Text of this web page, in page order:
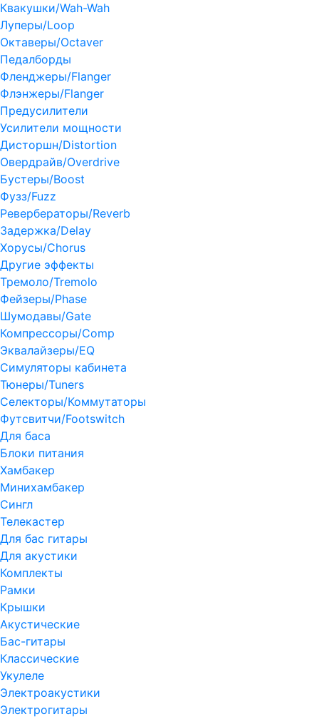
Квакушки/Wah-Wah
Луперы/Loop
Октаверы/Octaver
Педалборды
Фленджеры/Flanger
Флэнжеры/Flanger
Предусилители
Усилители мощности
Дисторшн/Distortion
Овердрайв/Overdrive
Бустеры/Boost
Фузз/Fuzz
Ревербераторы/Reverb
Задержка/Delay
Хорусы/Chorus
Другие эффекты
Тремоло/Tremolo
Фейзеры/Phase
Шумодавы/Gate
Компрессоры/Comp
Эквалайзеры/EQ
Симуляторы кабинета
Тюнеры/Tuners
Селекторы/Коммутаторы
Футсвитчи/Footswitch
Для баса
Блоки питания
Хамбакер
Минихамбакер
Сингл
Телекастер
Для бас гитары
Для акустики
Комплекты
Рамки
Крышки
Акустические
Бас-гитары
Классические
Укулеле
Электроакустики
Электрогитары